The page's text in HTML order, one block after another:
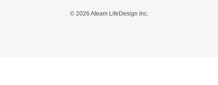
© 2026 Ateam LifeDesign Inc.